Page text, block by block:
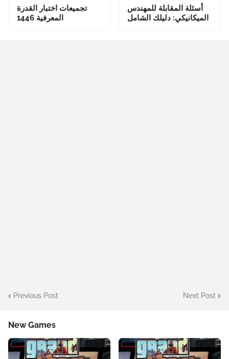
تجميعات اختبار القدرة
المعرفية 1446
أسئلة المقابلة للمهندس
الميكانيكي: دليلك الشامل
Previous Post Next Post
New Games